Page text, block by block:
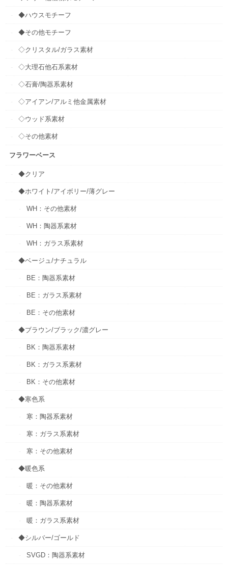
◆ハウスモチーフ
◆その他モチーフ
◇クリスタル/ガラス素材
◇大理石他石系素材
◇石膏/陶器系素材
◇アイアン/アルミ他金属素材
◇ウッド系素材
◇その他素材
フラワーベース
◆クリア
◆ホワイト/アイボリー/薄グレー
WH：その他素材
WH：陶器系素材
WH：ガラス系素材
◆ベージュ/ナチュラル
BE：陶器系素材
BE：ガラス系素材
BE：その他素材
◆ブラウン/ブラック/濃グレー
BK：陶器系素材
BK：ガラス系素材
BK：その他素材
◆寒色系
寒：陶器系素材
寒：ガラス系素材
寒：その他素材
◆暖色系
暖：その他素材
暖：陶器系素材
暖：ガラス系素材
◆シルバー/ゴールド
SVGD：陶器系素材